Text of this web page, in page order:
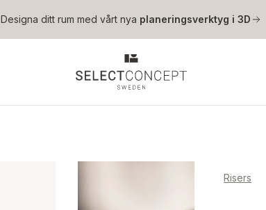
Hoppa till huvudinnehåll
Designa ditt rum med vårt nya planeringsverktyg i 3D
Risers